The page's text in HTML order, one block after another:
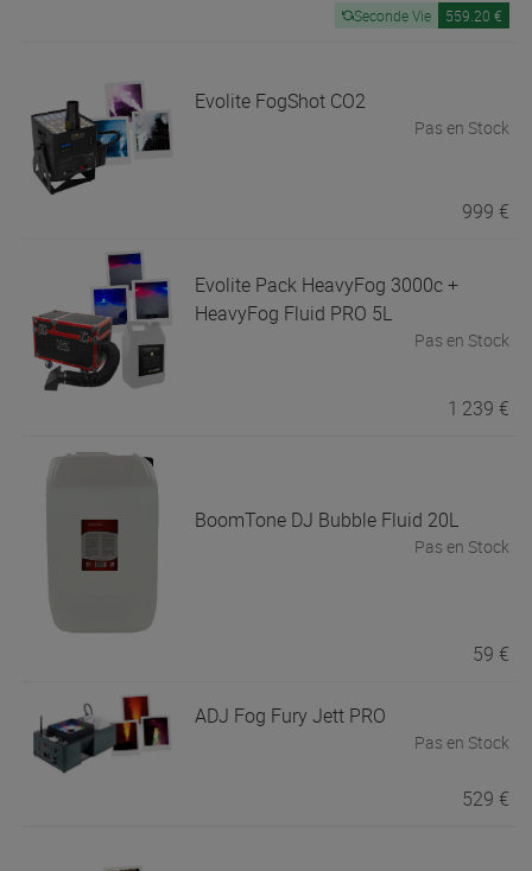
Seconde Vie 559.20 €
Evolite FogShot CO2
Pas en Stock
999 €
Evolite Pack HeavyFog 3000c +
HeavyFog Fluid PRO 5L
Pas en Stock
1 239 €
BoomTone DJ Bubble Fluid 20L
Pas en Stock
59 €
ADJ Fog Fury Jett PRO
Pas en Stock
529 €